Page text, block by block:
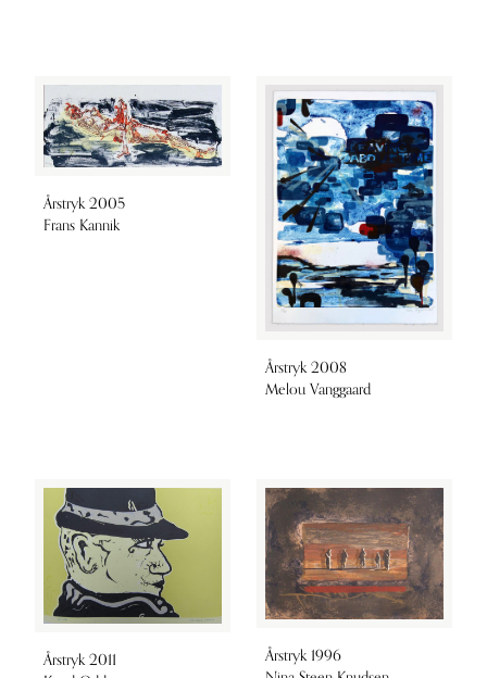
Årstryk 2005
Frans Kannik
Årstryk 2008
Melou Vanggaard
Årstryk 2011
Årstryk 1996